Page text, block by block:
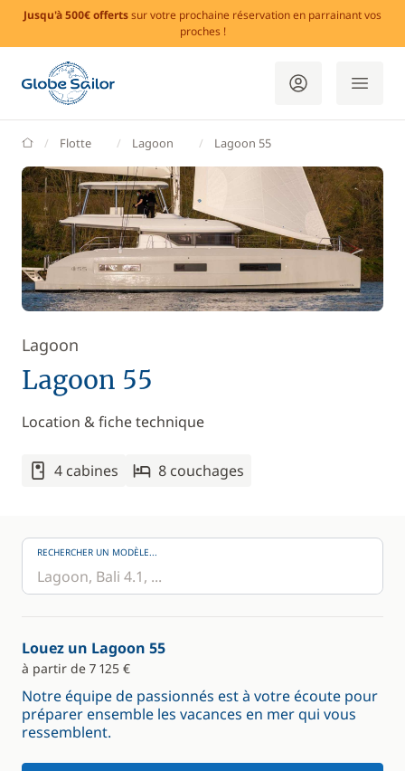
Jusqu'à 500€ offertssur votre prochaine réservation en parrainant vos
proches !
GlobeSailor
Flotte Lagoon Lagoon 55
Lagoon
Lagoon 55
Location & fiche technique
4 cabines 8 couchages
RECHERCHER UN MODÈLE...
Louez un Lagoon 55
à partir de 7 125 €
Notre équipe de passionnés est à votre écoute pour
préparer ensemble les vacances en mer qui vous
ressemblent.